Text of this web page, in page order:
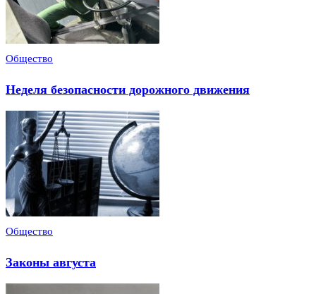
Общество
Неделя безопасности дорожного движения
Общество
Законы августа